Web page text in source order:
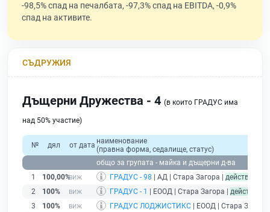
-98,5% спад на печалбата, -97,3% спад на EBITDA, -0,9%
спад на активите.
СЪДРУЖИЯ
Дъщерни Дружества - 4 (в които ГРАДУС има
над 50% участие)
№ дял от дата наименование
(правна форма, седалище, статус)
общо за групата - майка и дъщерни д-ва
1
100,00% ГРАДУС - 98 | АД | Стара Загора | действащ
2
100% ГРАДУС - 1 | ЕООД | Стара Загора | действащ
3
100% ГРАДУС ЛОДЖИСТИКС | ЕООД | Стара